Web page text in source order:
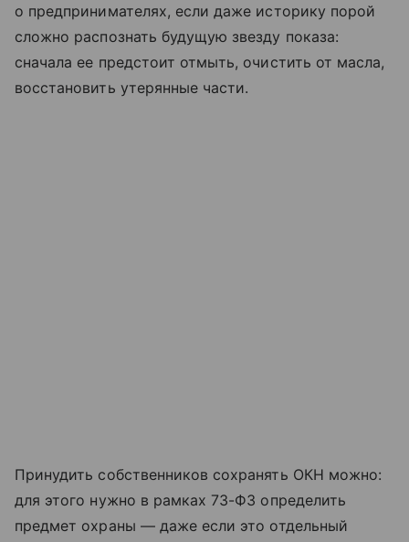
о предпринимателях, если даже историку порой
сложно распознать будущую звезду показа:
сначала ее предстоит отмыть, очистить от масла,
восстановить утерянные части.
Принудить собственников сохранять ОКН можно:
для этого нужно в рамках 73-ФЗ определить
предмет охраны — даже если это отдельный